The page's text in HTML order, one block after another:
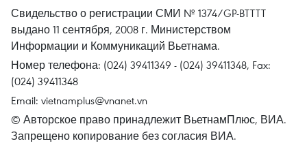
Свидельство о регистрации СМИ № 1374/GP-BTTTT
выдано 11 сентября, 2008 г. Министерством
Информации и Коммуникаций Вьетнама.
Номер телефона: (024) 39411349 - (024) 39411348, Fax:
(024) 39411348
Email: vietnamplus@vnanet.vn
© Авторское право принадлежит ВьетнамПлюс, ВИА.
Запрещено копирование без согласия ВИА.